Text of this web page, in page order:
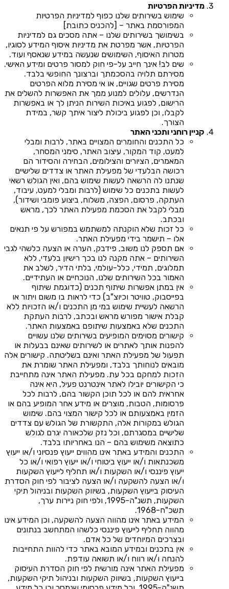
מדיניות הפרטיות
שימוש בשירותים שלנו כפוף למדיניות הפרטיות
המפורסמת באתר – [להכניס כתובת]
בשימושך בשירותים שלנו – אתה מסכים גם למדיניות
הפרטיות, אשר מפרטת את מדיניות איסוף המידע לסוגיו,
מטרות האיסוף, השימושים שנעשה במידע שנאסף ועוד.
שים לב! אינך חייב על-פי חוק למסור פרטים ומידע האישי.
מסירתם תלויה בהסכמתך וברצונך החופשי בלבד.
מסירת פרטים שגויים, או אי מסירת מלוא הפרטים
הנדרשים, עלולים למנוע ממך את האפשרות להשלים את
הרישום, לפגוע באיכות השירות הניתן לך או באפשרות
לקבלו, וכן לפגוע ביכולת ליצור איתך קשר, במידת
הצורך.
קניין רוחני ותכני האתר
כל התכנים והחומרים המצויים באתר, לרבות ומבלי
למעט, קוד המקור, עיצוב האתר, סימני המסחר,
המאמרים, הציורים והצילומים, הבחירה והסידור הם
רכושה הבלעדי של מפעילת האתר או צדדים שלישיים
שנתנו לה הרשאה לעשות שימוש בהם, ואין הגולש רשאי
לעשות בתכנים כל שימוש (לרבות ומבלי למעט, עיבוד,
העתקה, פרסום, הפצה, משלוח, ביצוע פומבי ושידור),
מבלי לקבל את הסכמת מפעילת האתר לכך, מראש
ובכתב.
כל זכות שלא הוקנתה למשתמש במפורש על פי תנאים
אלו – תישמר בידי מפעילת האתר.
אם תספק לנו משוב, פידבק, הערה או הצעה כלשהי לגבי
השירותים – אתה מקנה לנו בכך רישיון בלעדי, ללא
תמלוגים, תמידי, כלל-עולמי, בלתי הדיר, לשלב את
האמור בכל השירותים שלנו, הנוכחיים או העתידיים.
אין במתן אפשרות שיתוף תכנים (כדוגמת שיתוף
בפייסבוק, טוויטר וכיוצ"ב) כדי לראות בו משום ויתור או
הרשאה לעשיית שימוש במי מן התכנים ו/או הזכויות ללא
קבלת אישור מפורש מראש ובכתב, לרבות העתקת
התכנים שלא באמצעות שיתופם באמצעות האתר.
קישורים מסוימים המופיעים בשירותים שלנו עשויים
להפנות אותך לאתרים או לשירותים שאינם בבעלות או
תפעול של מפעילת האתר ואינם בשליטתה. קישורים אלה
מובאים לנוחותך בלבד, ומפעילת האתר שומרת את
הזכות למחקם בכל עת. מפעילת האתר אינה מתחייבת
כי הקישורים יובילו לאתר אינטרנט פעיל, היא אינה
אחראית להם או לכל תוכן הקשור בהם, לרבות לכל
פרסומות, הטבות, מוצרים או מידע אחר המופיע בהם או
הזמין באמצעותם או לכל קישור המצוי בהם. שימוש
הגולש במקורות אלה, התקשורת של הגולש עם צדדים
שלישיים במסגרתם, וכל נזק שלכאורה יגרם לגולש
כתוצאה משימוש בהם – הנו באחריותו בלבד.
התכנים והמידע באתר אינו מהווים ייעוץ פנסיוני ו/או ייעוץ
משכנתאות ו/או ייעוץ ביטוחי ו/או ייעוץ רפואי ו/או כל
ייעוץ פיננסי ו/או השקעות ו/או תחליף לייעוץ השקעות
ו/או הצעה להשקעה ו/או הצעה לציבור לפי חוק הסדרת
העיסוק בייעוץ השקעות, בשיווק השקעות ובניהול תיקי
השקעות, תשנ"ה-1995, ולפי חוק ניירות ערך,
תשכ"ח-1968.
המידע באתר אינו מהווה הצעה להשקעה, וכן המידע אינו
מהווה תחליף לייעוץ פיננסי כלשהו המתחשב בנתונים
ובצרכים המיוחדים של כל אדם.
אין בתכנים ובמידע המובא באתר כדי להוות התחייבות
להנחה ו/או רווח ו/או תשואה עודפת.
מפעילת האתר אינה מורשית לפי חוק הסדרת העיסוק
בייעוץ השקעות, בשיווק השקעות ובניהול תיקי השקעות,